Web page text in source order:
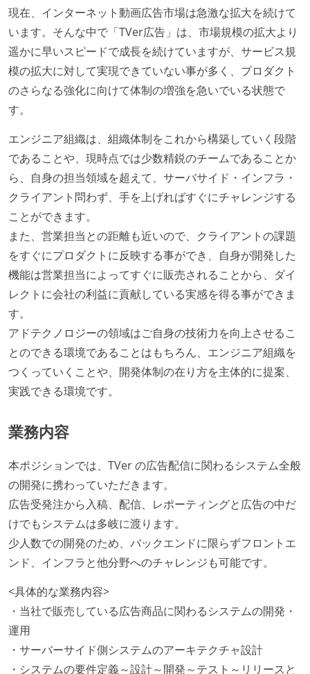
現在、インターネット動画広告市場は急激な拡大を続けて
います。そんな中で「TVer広告」は、市場規模の拡大より
遥かに早いスピードで成長を続けていますが、サービス規
模の拡大に対して実現できていない事が多く、プロダクト
のさらなる強化に向けて体制の増強を急いでいる状態で
す。
エンジニア組織は、組織体制をこれから構築していく段階
であることや、現時点では少数精鋭のチームであることか
ら、自身の担当領域を超えて、サーバサイド・インフラ・
クライアント問わず、手を上げればすぐにチャレンジする
ことができます。
また、営業担当との距離も近いので、クライアントの課題
をすぐにプロダクトに反映する事ができ、自身が開発した
機能は営業担当によってすぐに販売されることから、ダイ
レクトに会社の利益に貢献している実感を得る事ができま
す。
アドテクノロジーの領域はご自身の技術力を向上させるこ
とのできる環境であることはもちろん、エンジニア組織を
つくっていくことや、開発体制の在り方を主体的に提案、
実践できる環境です。
業務内容
本ポジションでは、TVer の広告配信に関わるシステム全般
の開発に携わっていただきます。
広告受発注から入稿、配信、レポーティングと広告の中だ
けでもシステムは多岐に渡ります。
少人数での開発のため、バックエンドに限らずフロントエ
ンド、インフラと他分野へのチャレンジも可能です。
<具体的な業務内容>
・当社で販売している広告商品に関わるシステムの開発・
運用
・サーバーサイド側システムのアーキテクチャ設計
・システムの要件定義～設計～開発～テスト～リリースと